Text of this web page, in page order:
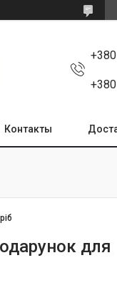
Контакты
для